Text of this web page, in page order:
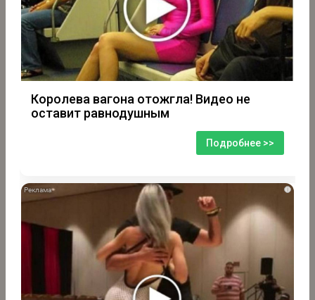
Королева вагона отожгла! Видео не
оставит равнодушным
Подробнее >>
i